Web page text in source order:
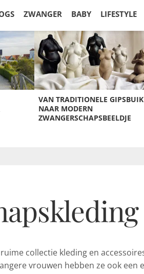
ZWANGER BABY LIFESTYLE
VAN TRADITIONELE GIPSBUIK
NAAR MODERN
ZWANGERSCHAPSBEELDJE
collectie kleding en
vrouwen hebben ze ook een